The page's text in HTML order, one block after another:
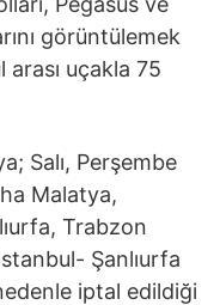
görüntülemek
arası uçakla 75
Salı, Perşembe
Malatya,
Trabzon
Şanlıurfa
iptal edildiği